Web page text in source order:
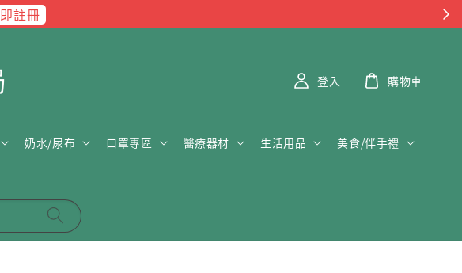
註冊
奶水/尿布 口罩專區 醫療器材 生活用品 美食/伴手禮
登入 購物車